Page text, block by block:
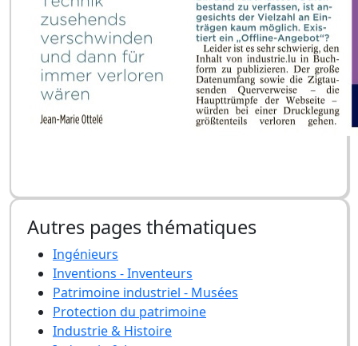
Autres pages thématiques
Ingénieurs
Inventions - Inventeurs
Patrimoine industriel - Musées
Protection du patrimoine
Industrie & Histoire